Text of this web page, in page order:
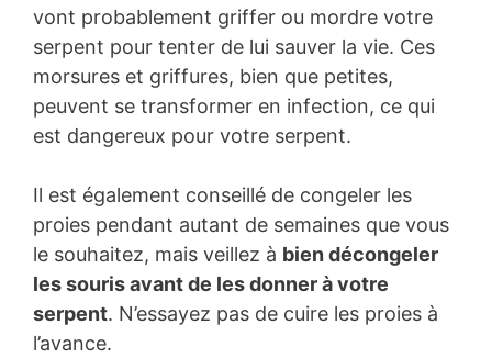
vont probablement griffer ou mordre votre
serpent pour tenter de lui sauver la vie. Ces
morsures et griffures, bien que petites,
peuvent se transformer en infection, ce qui
est dangereux pour votre serpent.
Il est également conseillé de congeler les
proies pendant autant de semaines que vous
le souhaitez, mais veillez à bien décongeler
les souris avant de les donner à votre
serpent. N’essayez pas de cuire les proies à
l’avance.